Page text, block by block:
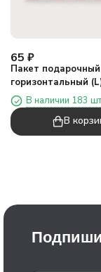
65 ₽
Пакет подарочный
горизонтальный
друзья два», микс
(33*25,5*11)
В наличии 183
В